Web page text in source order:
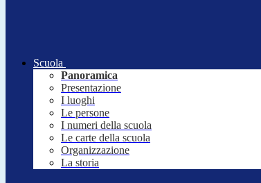
Scuola
Panoramica
Presentazione
I luoghi
Le persone
I numeri della scuola
Le carte della scuola
Organizzazione
La storia